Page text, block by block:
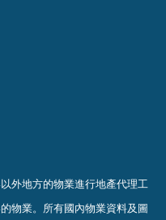
外地方的物業進行地產代理工
物業。 所有國內物業資料及圖